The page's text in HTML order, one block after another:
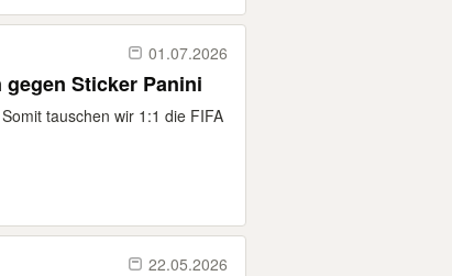
01.07.2026
gegen Sticker Panini
tauschen wir 1:1 die FIFA
22.05.2026